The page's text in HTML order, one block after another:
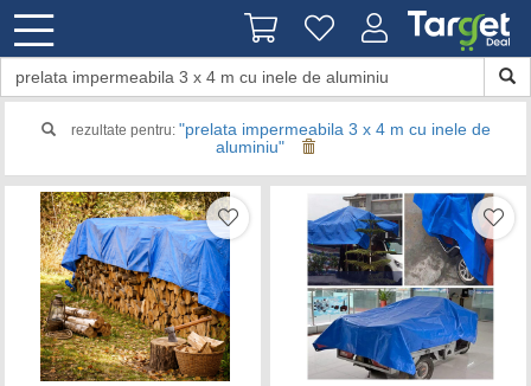
rezultate pentru: "prelata impermeabila 3 x 4 m cu inele de
aluminiu"